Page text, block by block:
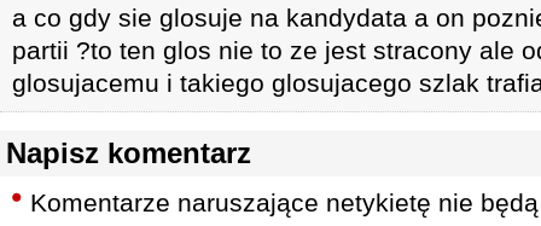
a co gdy sie glosuje na kandydata a on
partii ?to ten glos nie to ze jest stracony ale
glosujacemu i takiego glosujacego szlak
Napisz komentarz
Komentarze naruszające netykietę nie